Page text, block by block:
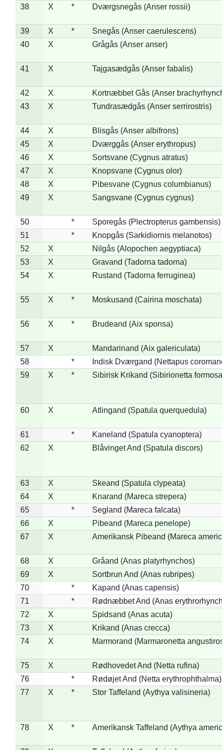
38 X * Dværgsnegås (Anser rossii)
39 X *
Snegås (Anser caerulescens)
40
X Grågås (Anser anser)
41 X Tajgasædgås (Anser fabalis)
42 X
Kortnæbbet Gås (Anser
43
X Tundrasædgås (Anser serrirostris)
44 X
Blisgås (Anser albifrons)
45
X
Dværggås (Anser erythropus)
46
X
Sortsvane (Cygnus atratus)
47
X
Knopsvane (Cygnus olor)
48
X
Pibesvane (Cygnus columbianus)
49
X Sangsvane (Cygnus cygnus)
50 *
Sporegås (Plectropterus gambensis)
51
*
Knopgås (Sarkidiornis melanotos)
52
X
Nilgås (Alopochen aegyptiaca)
53
X
Gravand (Tadorna tadorna)
54
X Rustand (Tadorna ferruginea)
55 X * Moskusand (Cairina moschata)
56 X * Brudeand (Aix sponsa)
57 X
Mandarinand (Aix galericulata)
58
*
Indisk Dværgand (Nettapus
59
X * Sibirisk Krikand (Sibirionetta
60 X Atlingand (Spatula querquedula)
61 *
Kaneland (Spatula cyanoptera)
62
X Blåvinget And (Spatula discors)
63 X
Skeand (Spatula clypeata)
64
X
Knarand (Mareca strepera)
65
*
Segland (Mareca falcata)
66
X
Pibeand (Mareca penelope)
67
X Amerikansk Pibeand (Mareca
68 X
Gråand (Anas platyrhynchos)
69
X
Sortbrun And (Anas rubripes)
70
*
Kapand (Anas capensis)
71
*
Rødnæbbet And (Anas
72
X
Spidsand (Anas acuta)
73
X
Krikand (Anas crecca)
74
X Marmorand (Marmaronetta
75 X
Rødhovedet And (Netta rufina)
76
*
Rødøjet And (Netta erythrophthalma)
77
X * Stor Taffeland (Aythya valisineria)
78 X * Amerikansk Taffeland (Aythya